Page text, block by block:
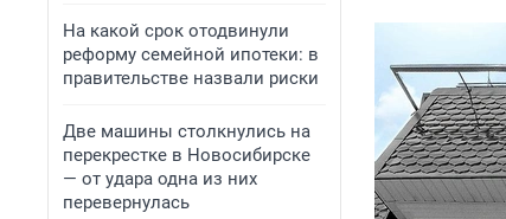
На какой срок отодвинули
реформу семейной ипотеки: в
правительстве назвали риски
Две машины столкнулись на
перекрестке в Новосибирске
— от удара одна из них
перевернулась